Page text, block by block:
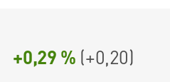
+0,29 % (+0,20)